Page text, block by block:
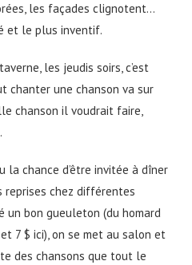
les façades clignotent…
et le plus inventif.
les jeudis soirs, c’est
chanter une chanson va sur
chanson il voudrait faire,
la chance d’être invitée à dîner
reprises chez différentes
un bon gueuleton (du homard
7 $ ici), on se met au salon et
des chansons que tout le